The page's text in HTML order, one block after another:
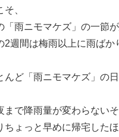
、
「雨ニモマケズ」の一節が
2週間は梅雨以上に雨ばか
んど「雨ニモマケズ」の
まで降雨量が変わらないそ
ちょっと早めに帰宅した